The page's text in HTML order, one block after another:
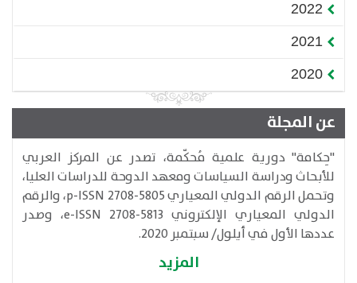
2022
2021
2020
عن المجلة
​"حِكامة" دورية علمية مُحكّمة، تصدر عن المركز العربي
للأبحاث ودراسة السياسات ومعهد الدوحة للدراسات العليا،
وتحمل الرقم الدولي المعياري p-ISSN 2708-5805، والرقم
الدولي المعياري الإلكتروني e-ISSN 2708-5813​، وصدر
عددها الأول في أيلول/ سبتمبر 2020.
المزيد